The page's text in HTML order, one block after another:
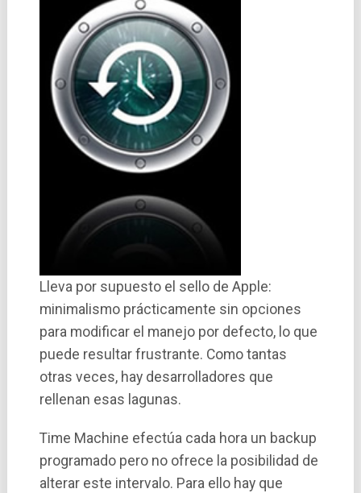
Lleva por supuesto el sello de Apple:
minimalismo prácticamente sin opciones
para modificar el manejo por defecto, lo que
puede resultar frustrante. Como tantas
otras veces, hay desarrolladores que
rellenan esas lagunas.
Time Machine efectúa cada hora un backup
programado pero no ofrece la posibilidad de
alterar este intervalo. Para ello hay que